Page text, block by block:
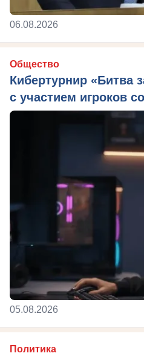
06.08.2026
Общество
Кибертурнир «Битва
с участием игроков
05.08.2026
Политика